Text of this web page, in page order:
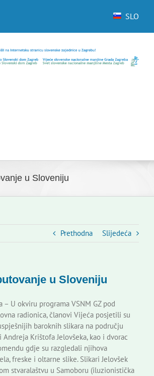
SLO
glasilo
u Sloveniju
Prethodna Slijedeća
u Sloveniju
– U okviru programa VSNM GZ pod
radionica, članovi Vijeća posjetili su
baroknih slikara na području
Andreja Krištofa Jelovšeka, kao i dvorac
gdje su razgledali njihova
freske i oltarne slike. Slikari Jelovšek
stvaralaštvu u Samoboru (iluzionistička